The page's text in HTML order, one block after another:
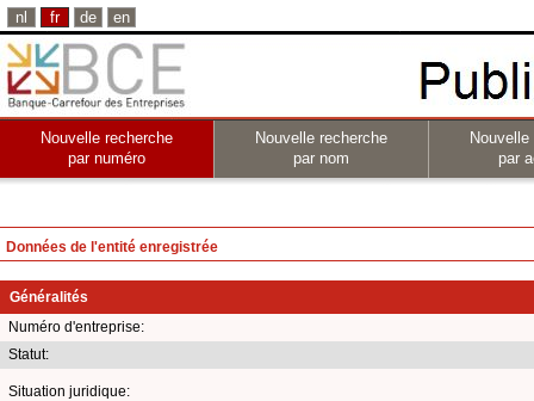
nl fr de en
Nouvelle recherche
par numéro
Nouvelle recherche
par nom
par
Données de l'entité enregistrée
Généralités
Numéro d'entreprise:
Statut:
Situation juridique: